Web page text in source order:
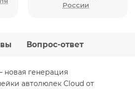
России
Вопрос-ответ
новая генерация
автолюлек Cloud от